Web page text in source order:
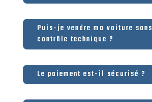
Puis-je vendre ma voiture sans
contrôle technique ?
Le paiement est-il sécurisé ?